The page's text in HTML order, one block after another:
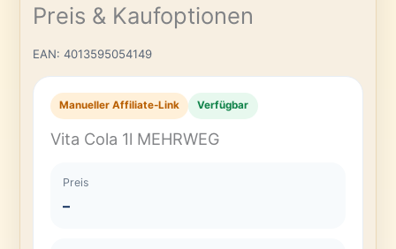
Preis & Kaufoptionen
EAN: 4013595054149
Manueller Affiliate-Link Verfügbar
Vita Cola 1l MEHRWEG
Preis
–